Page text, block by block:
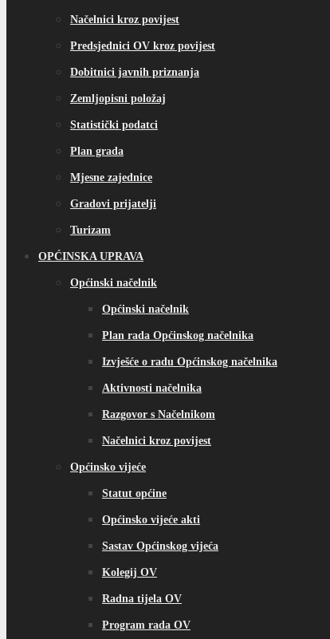
Načelnici kroz povijest
Predsjednici OV kroz povijest
Dobitnici javnih priznanja
Zemljopisni položaj
Statistički podatci
Plan grada
Mjesne zajednice
Gradovi prijatelji
Turizam
OPĆINSKA UPRAVA
Općinski načelnik
Općinski načelnik
Plan rada Općinskog načelnika
Izvješće o radu Općinskog načelnika
Aktivnosti načelnika
Razgovor s Načelnikom
Načelnici kroz povijest
Općinsko vijeće
Statut općine
Općinsko vijeće akti
Sastav Općinskog vijeća
Kolegij OV
Radna tijela OV
Program rada OV